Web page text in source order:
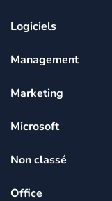
Logiciels
Management
Marketing
Microsoft
Non classé
Office